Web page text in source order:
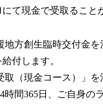
て現金で受取ること
方創生臨時交付金を
付します。
（現金コース）」
間365日、ご自身の